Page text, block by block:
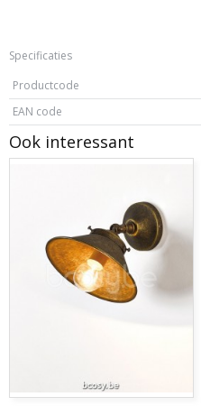
Specificaties
Productcode
EAN code
Ook interessant